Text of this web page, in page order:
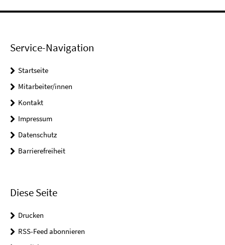
Service-Navigation
Startseite
Mitarbeiter/innen
Kontakt
Impressum
Datenschutz
Barrierefreiheit
Diese Seite
Drucken
RSS-Feed abonnieren